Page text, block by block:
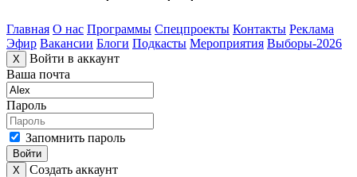
Главная О нас Программы Спецпроекты Контакты Реклама
Эфир Вакансии Блоги Подкасты Мероприятия Выборы-2026
X
Войти в аккаунт
Ваша почта
Пароль
Запомнить пароль
Войти
X
Создать аккаунт